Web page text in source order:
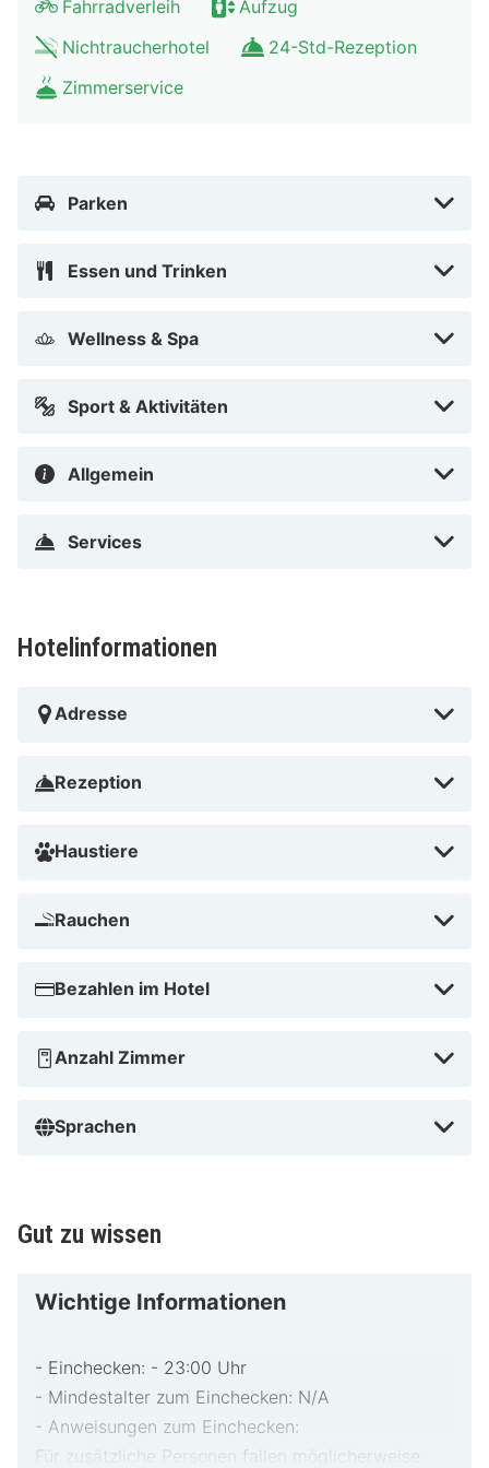
km Der bevorzugte Flughafen für Austria Classic Hotel
Hölle ist Flughafen W. A. Mozart (SZG) – 7,5 km
Market und Schloss Mirabell. Dieses Hotel ist 1,3 km
Fahrradverleih
Aufzug
Nichtraucherhotel
24-Std-Rezeption
Zimmerservice
Parken
Essen und Trinken
Wellness & Spa
Sport & Aktivitäten
Allgemein
Services
Hotelinformationen
Adresse
Rezeption
Haustiere
Rauchen
Bezahlen im Hotel
Anzahl Zimmer
Sprachen
Gut zu wissen
Wichtige Informationen
- Einchecken: - 23:00 Uhr
- Mindestalter zum Einchecken: N/A
- Anweisungen zum Einchecken:
Für zusätzliche Personen fallen möglicherweise